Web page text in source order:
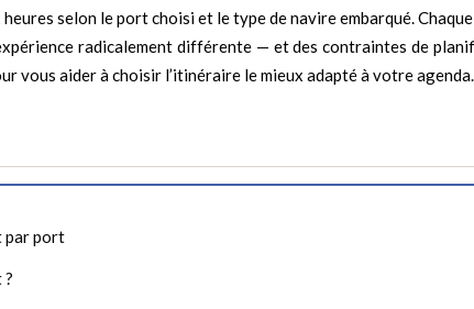
selon le port choisi et le type de navire embarqué.
radicalement différente — et des contraintes de
vous aider à choisir l’itinéraire le mieux adapté à votre agenda.
par port